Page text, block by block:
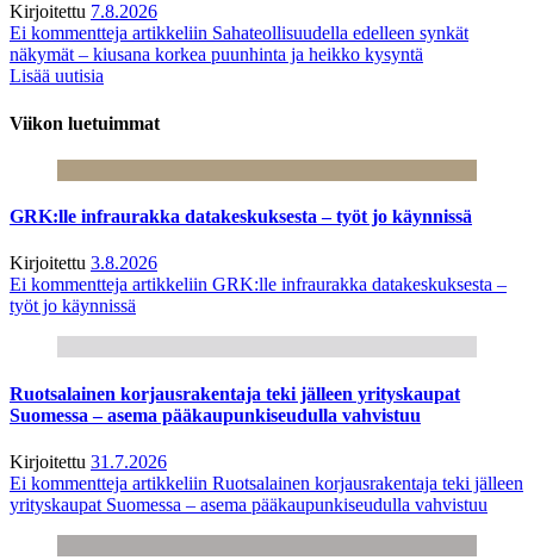
Kirjoitettu 7.8.2026
Ei kommentteja artikkeliin Sahateollisuudella edelleen synkät
näkymät – kiusana korkea puunhinta ja heikko kysyntä
Lisää uutisia
Viikon luetuimmat
GRK:lle infraurakka datakeskuksesta – työt jo käynnissä
Kirjoitettu 3.8.2026
Ei kommentteja artikkeliin GRK:lle infraurakka datakeskuksesta –
työt jo käynnissä
Ruotsalainen korjausrakentaja teki jälleen yrityskaupat
Suomessa – asema pääkaupunkiseudulla vahvistuu
Kirjoitettu 31.7.2026
Ei kommentteja artikkeliin Ruotsalainen korjausrakentaja teki jälleen
yrityskaupat Suomessa – asema pääkaupunkiseudulla vahvistuu